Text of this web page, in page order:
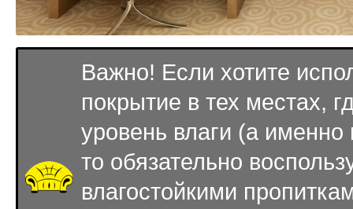
Важно! Если хотите
покрытие в тех местах,
уровень влаги (а именно
то обязательно
влагостойкими